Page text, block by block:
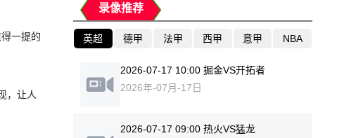
一提的
，让人
录像推荐
英超 德甲 法甲 西甲 意甲 NBA
2026-07-17 10:00 掘金VS开拓者
2026年-07月-17日
2026-07-17 09:00 热火VS猛龙